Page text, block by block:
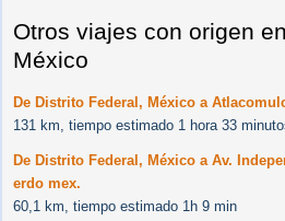
Otros viajes con origen
México
De Distrito Federal, México a
131 km, tiempo estimado 1 hora 33
De Distrito Federal, México a Av.
erdo mex.
60,1 km, tiempo estimado 1h 9 min